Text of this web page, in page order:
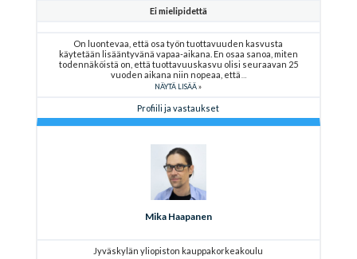
Ei mielipidettä
On luontevaa, että osa työn tuottavuuden kasvusta
käytetään lisääntyvänä vapaa-aikana. En osaa sanoa, miten
todennäköistä on, että tuottavuuskasvu olisi seuraavan 25
vuoden aikana niin nopeaa, että
NÄYTÄ LISÄÄ
Profiili ja vastaukset
Mika Haapanen
Jyväskylän yliopiston kauppakorkeakoulu